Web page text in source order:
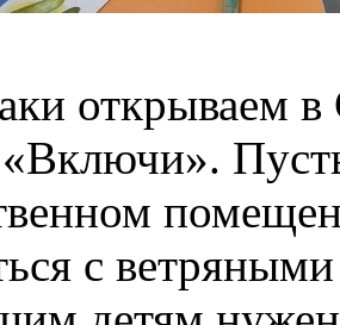
открываем
«Включи».
с